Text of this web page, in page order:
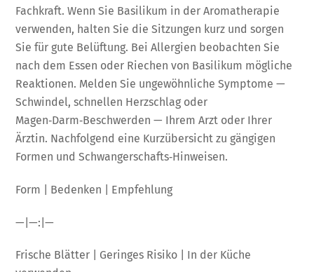
Fachkraft. Wenn Sie Basilikum in der Aromatherapie
verwenden, halten Sie die Sitzungen kurz und sorgen
Sie für gute Belüftung. Bei Allergien beobachten Sie
nach dem Essen oder Riechen von Basilikum mögliche
Reaktionen. Melden Sie ungewöhnliche Symptome —
Schwindel, schnellen Herzschlag oder
Magen‑Darm‑Beschwerden — Ihrem Arzt oder Ihrer
Ärztin. Nachfolgend eine Kurzübersicht zu gängigen
Formen und Schwangerschafts‑Hinweisen.
Form | Bedenken | Empfehlung
—|—:|—
Frische Blätter | Geringes Risiko | In der Küche